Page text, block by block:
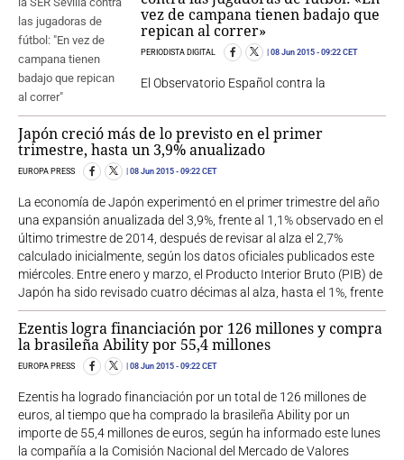
vez de campana tienen badajo que
repican al correr»
PERIODISTA DIGITAL 08 Jun 2015 - 09:22 CET
El Observatorio Español contra la
Japón creció más de lo previsto en el primer
trimestre, hasta un 3,9% anualizado
EUROPA PRESS 08 Jun 2015 - 09:22 CET
La economía de Japón experimentó en el primer trimestre del año
una expansión anualizada del 3,9%, frente al 1,1% observado en el
último trimestre de 2014, después de revisar al alza el 2,7%
calculado inicialmente, según los datos oficiales publicados este
miércoles. Entre enero y marzo, el Producto Interior Bruto (PIB) de
Japón ha sido revisado cuatro décimas al alza, hasta el 1%, frente
Ezentis logra financiación por 126 millones y compra
la brasileña Ability por 55,4 millones
EUROPA PRESS 08 Jun 2015 - 09:22 CET
Ezentis ha logrado financiación por un total de 126 millones de
euros, al tiempo que ha comprado la brasileña Ability por un
importe de 55,4 millones de euros, según ha informado este lunes
la compañía a la Comisión Nacional del Mercado de Valores